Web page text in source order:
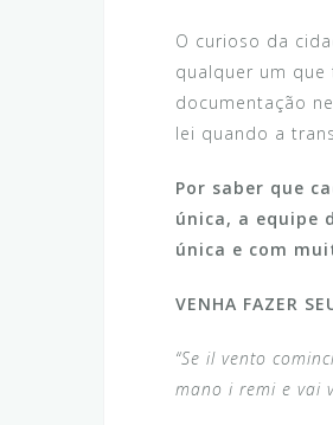
O curioso da
qualquer um
documentação
lei quando a
Por saber que
única, a equipe
única e com
VENHA FAZER
“Se il vento
mano i remi e vai